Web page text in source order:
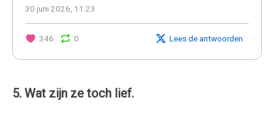
30 juni 2026, 11:23
346 0 Lees de antwoorden
5. Wat zijn ze toch lief.